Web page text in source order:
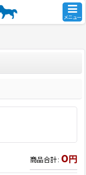
メニュー
商品合計: 0円